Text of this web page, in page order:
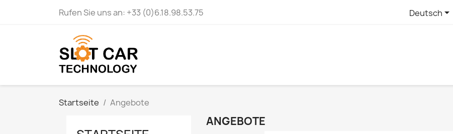
Rufen Sie uns an: +33 (0)6.18.98.53.75 Deutsch
Startseite Angebote
ANGEBOTE